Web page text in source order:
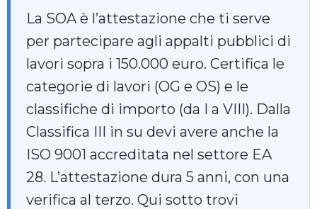
La SOA è l’attestazione che ti serve
per partecipare agli appalti pubblici di
lavori sopra i 150.000 euro. Certifica le
categorie di lavori (OG e OS) e le
classifiche di importo (da I a VIII). Dalla
Classifica III in su devi avere anche la
ISO 9001 accreditata nel settore EA
28. L’attestazione dura 5 anni, con una
verifica al terzo. Qui sotto trovi